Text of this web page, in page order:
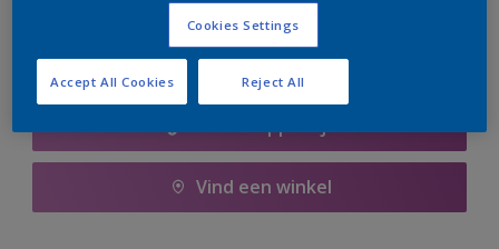
Vind een winkel
Cookies Settings
Reject All
Accept All Cookies